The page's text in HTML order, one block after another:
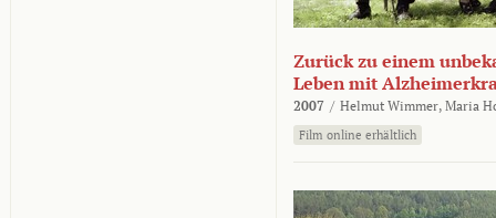
Zurück zu einem
Leben mit
2007 / Helmut Wimmer, Maria
Film online erhältlich